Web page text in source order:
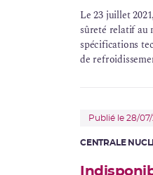
Le 23 juillet
sûreté relatif au
spécifications
de
Publié le 28/07/
CENTRALE